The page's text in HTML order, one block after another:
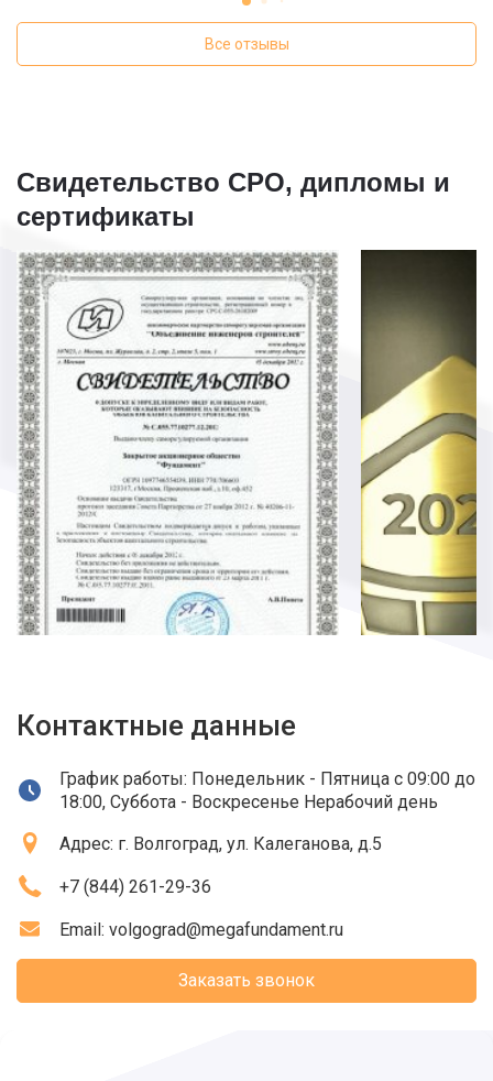
Все отзывы
Свидетельство СРО, дипломы и
сертификаты
Контактные данные
График работы: Понедельник - Пятница с 09:00 до
18:00, Суббота - Воскресенье Нерабочий день
Адрес: г. Волгоград, ул. Калеганова, д.5
+7 (844) 261-29-36
Email: volgograd@megafundament.ru
Заказать звонок